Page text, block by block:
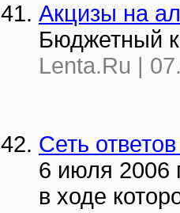
Акцизы на
Бюджетный
Lenta.Ru |
Сеть
6 июля 2006
в ходе